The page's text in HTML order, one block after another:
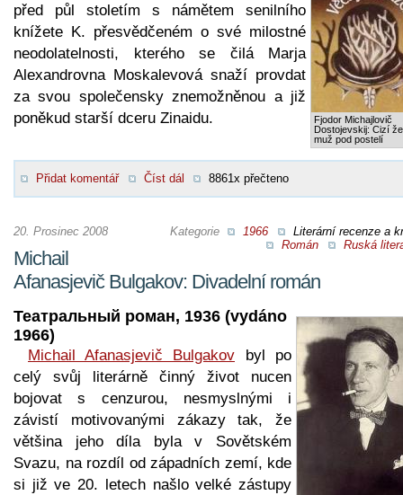
Fjodor Michajlovič
Dostojevskij: Cizí
muž pod postelí
před půl stoletím s námětem senilního
knížete K. přesvědčeném o své milostné
neodolatelnosti, kterého se čilá Marja
Alexandrovna Moskalevová snaží provdat
za svou společensky znemožněnou a již
poněkud starší dceru Zinaidu.
Přidat komentář Číst dál 8861x přečteno
Kategorie 1966
Literární recenze a
Román
Ruská
20. Prosinec 2008
Michail
Afanasjevič Bulgakov: Divadelní román
Театральный роман, 1936 (vydáno
1966)
Michail Afanasjevič Bulgakov byl po
celý svůj literárně činný život nucen
bojovat s cenzurou, nesmyslnými i
závistí motivovanými zákazy tak, že
většina jeho díla byla v Sovětském
Svazu, na rozdíl od západních zemí, kde
si již ve 20. letech našlo velké zástupy